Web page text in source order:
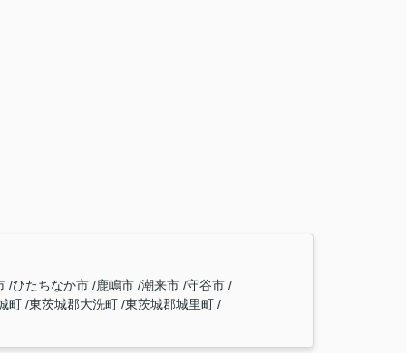
ひたちなか市 鹿嶋市 潮来市 守谷市
町 東茨城郡大洗町 東茨城郡城里町